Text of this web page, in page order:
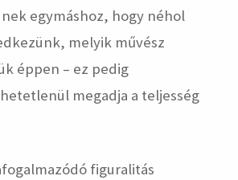
egymáshoz, hogy néhol
melyik művész
éppen – ez pedig
megadja a teljesség